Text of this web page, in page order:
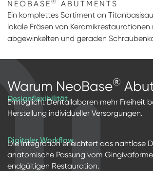
Abdruckpfosten & Modellimplantate
Digitale Prothetik
RFA
Individuelle Prothetik
NEOBASE ®
ABUTMENTS
Ein komplettes Sortiment an
lokale Fräsen von Keramikrestaurationen
abgewinkelten und geraden
Warum NeoBase®
Designflexibilität
Ermöglicht Dentallaboren mehr Freiheit
Herstellung individueller Versorgungen.
Digitaler Workflow
Die Integration erleichtert das nahtlose
anatomische Passung vom
endgültigen Restauration.